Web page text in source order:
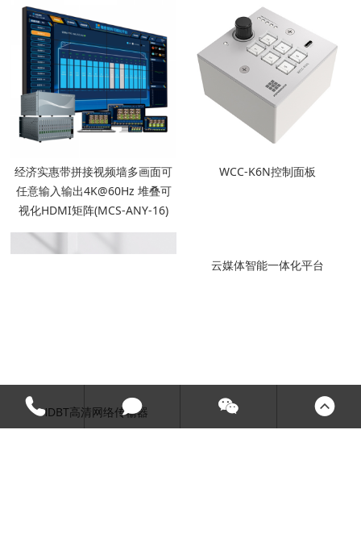
经济实惠带拼接视频墙多画面可
任意输入输出4K@60Hz 堆叠可
视化HDMI矩阵(MCS-ANY-16)
WCC-K6N控制面板
HDBT高清网络传输器 云媒体智能一体化平台